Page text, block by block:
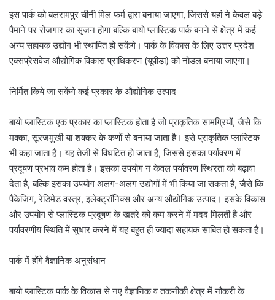
इस पार्क को बलरामपुर चीनी मिल फर्म द्वारा बनाया जाएगा, जिससे यहां ने केवल बड़े
पैमाने पर रोजगार का सृजन होगा बल्कि बायो प्लास्टिक पार्क बनने से क्षेत्र में कई
अन्य सहायक उद्योग भी स्थापित हो सकेंगे। पार्क के विकास के लिए उत्तर प्रदेश
एक्सप्रेसवेज औद्योगिक विकास प्राधिकरण (यूपीडा) को नोडल बनाया जाएगा।
निर्मित किये जा सकेंगे कई प्रकार के औद्योगिक उत्पाद
बायो प्लास्टिक एक प्रकार का प्लास्टिक होता है जो प्राकृतिक सामग्रियों, जैसे कि
मक्का, सूरजमुखी या शक्कर के कणों से बनाया जाता है। इसे प्राकृतिक प्लास्टिक
भी कहा जाता है। यह तेजी से विघटित हो जाता है, जिससे इसका पर्यावरण में
प्रदूषण प्रभाव कम होता है। इसका उपयोग न केवल पर्यावरण स्थिरता को बढ़ावा
देता है, बल्कि इसका उपयोग अलग-अलग उद्योगों में भी किया जा सकता है, जैसे कि
पैकेजिंग, रेडिमेड वस्त्र, इलेक्ट्रॉनिक्स और अन्य औद्योगिक उत्पाद। इसके विकास
और उपयोग से प्लास्टिक प्रदूषण के खतरे को कम करने में मदद मिलती है और
पर्यावरणीय स्थिति में सुधार करने में यह बहुत ही ज्यादा सहायक साबित हो सकता है।
पार्क में होंगे वैज्ञानिक अनुसंधान
बायो प्लास्टिक पार्क के विकास से नए वैज्ञानिक व तकनीकी क्षेत्र में नौकरी के